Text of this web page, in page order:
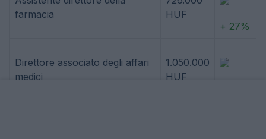
farmacia
HUF
+ 27%
Direttore associato degli affari
medici
1.050.000
HUF